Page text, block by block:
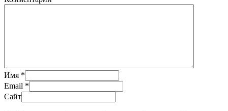
Имя *
Email *
Сайт